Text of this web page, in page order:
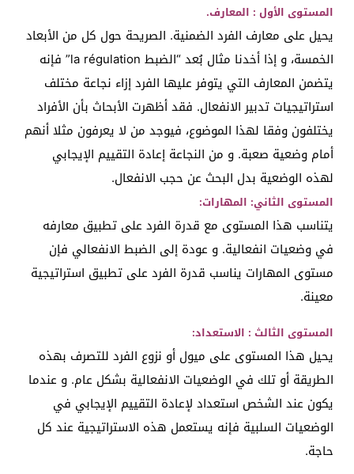
المستوى الأول : المعارف.
يحيل على معارف الفرد الضمنية. الصريحة حول كل من الأبعاد
الخمسة، و إذا أخدنا مثال بُعد “الضبط la régulation” فإنه
يتضمن المعارف التي يتوفر عليها الفرد إزاء نجاعة مختلف
استراتيجيات تدبير الانفعال. فقد أظهرت الأبحاث بأن الأفراد
يختلفون وفقا لهذا الموضوع، فيوجد من لا يعرفون مثلا أنهم
أمام وضعية صعبة. و من النجاعة إعادة التقييم الإيجابي
لهذه الوضعية بدل البحث عن حجب الانفعال.
المستوى الثاني: المهارات:
يتناسب هذا المستوى مع قدرة الفرد على تطبيق معارفه
في وضعيات انفعالية. و عودة إلى الضبط الانفعالي فإن
مستوى المهارات يناسب قدرة الفرد على تطبيق استراتيجية
معينة.
المستوى الثالث : الاستعداد:
يحيل هذا المستوى على ميول أو نزوع الفرد للتصرف بهذه
الطريقة أو تلك في الوضعيات الانفعالية بشكل عام. و عندما
يكون عند الشخص استعداد لإعادة التقييم الإيجابي في
الوضعيات السلبية فإنه يستعمل هذه الاستراتيجية عند كل
حاجة.